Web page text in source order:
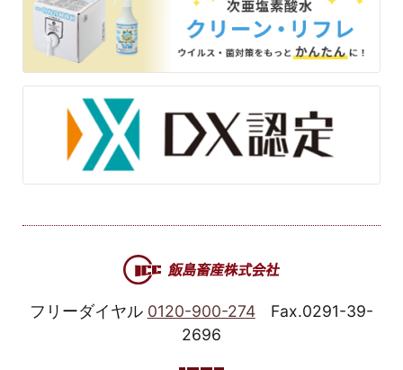
フリーダイヤル 0120-900-274
Fax.0291-39-
2696